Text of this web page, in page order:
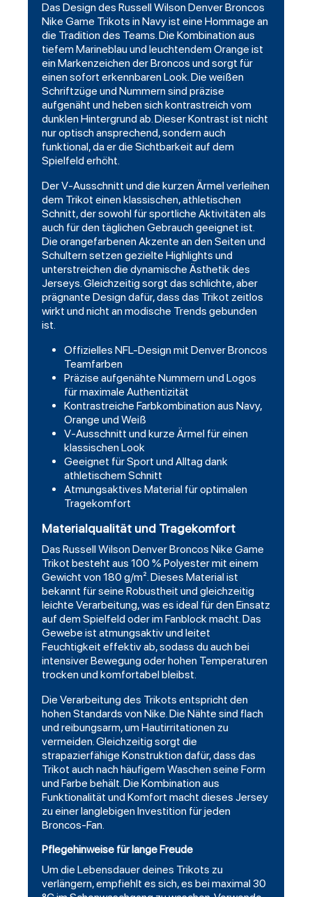
Das Design des Russell Wilson Denver Broncos
Nike Game Trikots in Navy ist eine Hommage an
die Tradition des Teams. Die Kombination aus
tiefem Marineblau und leuchtendem Orange ist
ein Markenzeichen der Broncos und sorgt für
einen sofort erkennbaren Look. Die weißen
Schriftzüge und Nummern sind präzise
aufgenäht und heben sich kontrastreich vom
dunklen Hintergrund ab. Dieser Kontrast ist nicht
nur optisch ansprechend, sondern auch
funktional, da er die Sichtbarkeit auf dem
Spielfeld erhöht.
Der V-Ausschnitt und die kurzen Ärmel verleihen
dem Trikot einen klassischen, athletischen
Schnitt, der sowohl für sportliche Aktivitäten als
auch für den täglichen Gebrauch geeignet ist.
Die orangefarbenen Akzente an den Seiten und
Schultern setzen gezielte Highlights und
unterstreichen die dynamische Ästhetik des
Jerseys. Gleichzeitig sorgt das schlichte, aber
prägnante Design dafür, dass das Trikot zeitlos
wirkt und nicht an modische Trends gebunden
ist.
Offizielles NFL-Design mit Denver Broncos
Teamfarben
Präzise aufgenähte Nummern und Logos
für maximale Authentizität
Kontrastreiche Farbkombination aus Navy,
Orange und Weiß
V-Ausschnitt und kurze Ärmel für einen
klassischen Look
Geeignet für Sport und Alltag dank
athletischem Schnitt
Atmungsaktives Material für optimalen
Tragekomfort
Materialqualität und Tragekomfort
Das Russell Wilson Denver Broncos Nike Game
Trikot besteht aus 100 % Polyester mit einem
Gewicht von 180 g/m². Dieses Material ist
bekannt für seine Robustheit und gleichzeitig
leichte Verarbeitung, was es ideal für den Einsatz
auf dem Spielfeld oder im Fanblock macht. Das
Gewebe ist atmungsaktiv und leitet
Feuchtigkeit effektiv ab, sodass du auch bei
intensiver Bewegung oder hohen Temperaturen
trocken und komfortabel bleibst.
Die Verarbeitung des Trikots entspricht den
hohen Standards von Nike. Die Nähte sind flach
und reibungsarm, um Hautirritationen zu
vermeiden. Gleichzeitig sorgt die
strapazierfähige Konstruktion dafür, dass das
Trikot auch nach häufigem Waschen seine Form
und Farbe behält. Die Kombination aus
Funktionalität und Komfort macht dieses Jersey
zu einer langlebigen Investition für jeden
Broncos-Fan.
Pflegehinweise für lange Freude
Um die Lebensdauer deines Trikots zu
verlängern, empfiehlt es sich, es bei maximal 30